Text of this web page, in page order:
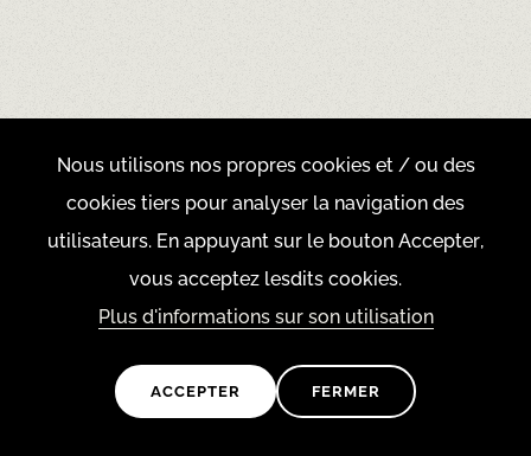
AVEC CONFITURE DE FRAISES ET POIVRE DE
SICHUAN
7,5 SANS GLUTEN 1,50k
GÂTEAU AU TIRAMISU
FUET AU CHOCOLAT NOIR 70%
Nous utilisons nos propres cookies et / ou des
cookies tiers pour analyser la navigation des
utilisateurs. En appuyant sur le bouton Accepter,
vous acceptez lesdits cookies.
Plus d'informations sur son utilisation
ACCEPTER FERMER